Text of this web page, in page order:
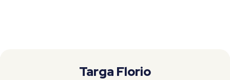
Targa Florio